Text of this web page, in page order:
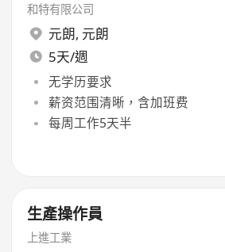
和特有限公司
元朗, 元朗
5天/週
无学历要求
薪资范围清晰，含加班费
每周工作5天半
生產操作員
上進工業